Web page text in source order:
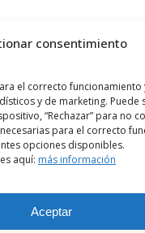
consentimiento
el correcto
y de marketing. Puede
“Rechazar” para no
para el correcto
opciones disponibles.
aquí: más información
Aceptar